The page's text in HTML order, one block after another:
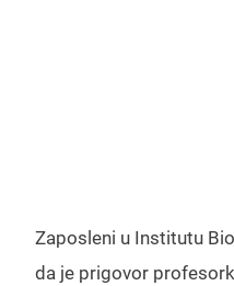
Zaposleni u Institutu
da je prigovor